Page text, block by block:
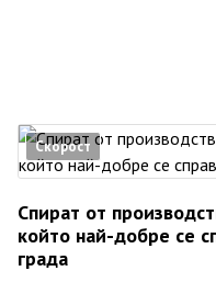
Скорост
Спират от
който най-добре се
града